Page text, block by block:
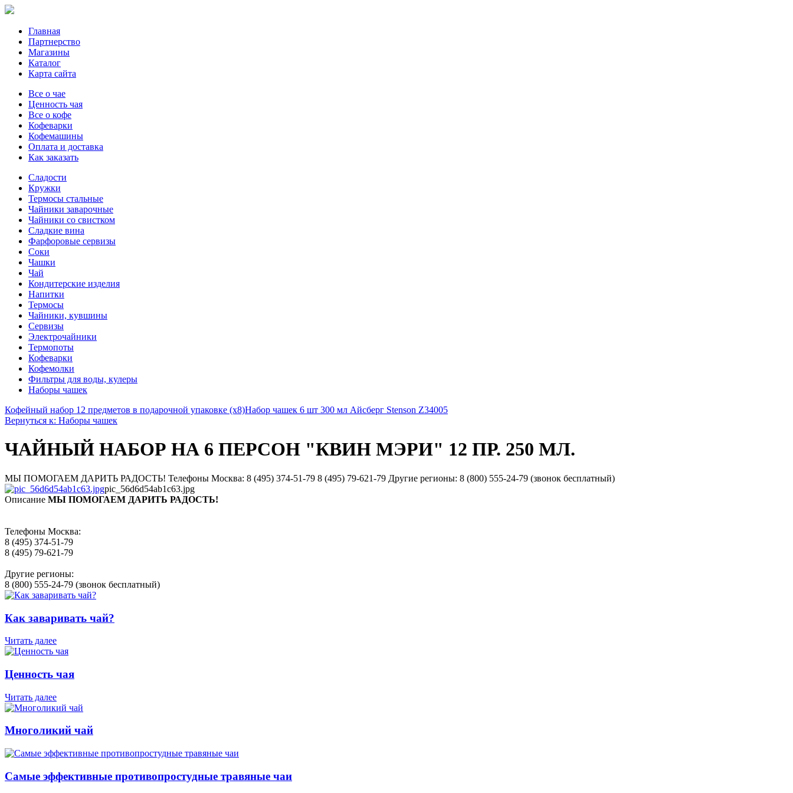
Главная
Партнерство
Магазины
Каталог
Карта сайта
Все о чае
Ценность чая
Все о кофе
Кофеварки
Кофемашины
Оплата и доставка
Как заказать
Сладости
Кружки
Термосы стальные
Чайники заварочные
Чайники со свистком
Сладкие вина
Фарфоровые сервизы
Соки
Чашки
Чай
Кондитерские изделия
Напитки
Термосы
Чайники, кувшины
Сервизы
Электрочайники
Термопоты
Кофеварки
Кофемолки
Фильтры для воды, кулеры
Наборы чашек
Кофейный набор 12 предметов в подарочной упаковке (х8)Набор чашек 6 шт 300 мл Айсберг Stenson Z34005
Вернуться к: Наборы чашек
ЧАЙНЫЙ НАБОР НА 6 ПЕРСОН "КВИН МЭРИ" 12 ПР. 250 МЛ.
МЫ ПОМОГАЕМ ДАРИТЬ РАДОСТЬ! Телефоны Москва: 8 (495) 374-51-79 8 (495) 79-621-79 Другие регионы: 8 (800) 555-24-79 (звонок бесплатный)
pic_56d6d54ab1c63.jpg
Описание МЫ ПОМОГАЕМ ДАРИТЬ РАДОСТЬ!
Телефоны Москва:
8 (495) 374-51-79
8 (495) 79-621-79
Другие регионы:
8 (800) 555-24-79 (звонок бесплатный)
Как заваривать чай?
Читать далее
Ценность чая
Читать далее
Многоликий чай
Самые эффективные противопростудные травяные чаи